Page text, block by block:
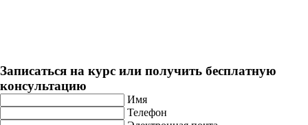
Записаться на курс или получить бесплатную
консультацию
Имя
Телефон